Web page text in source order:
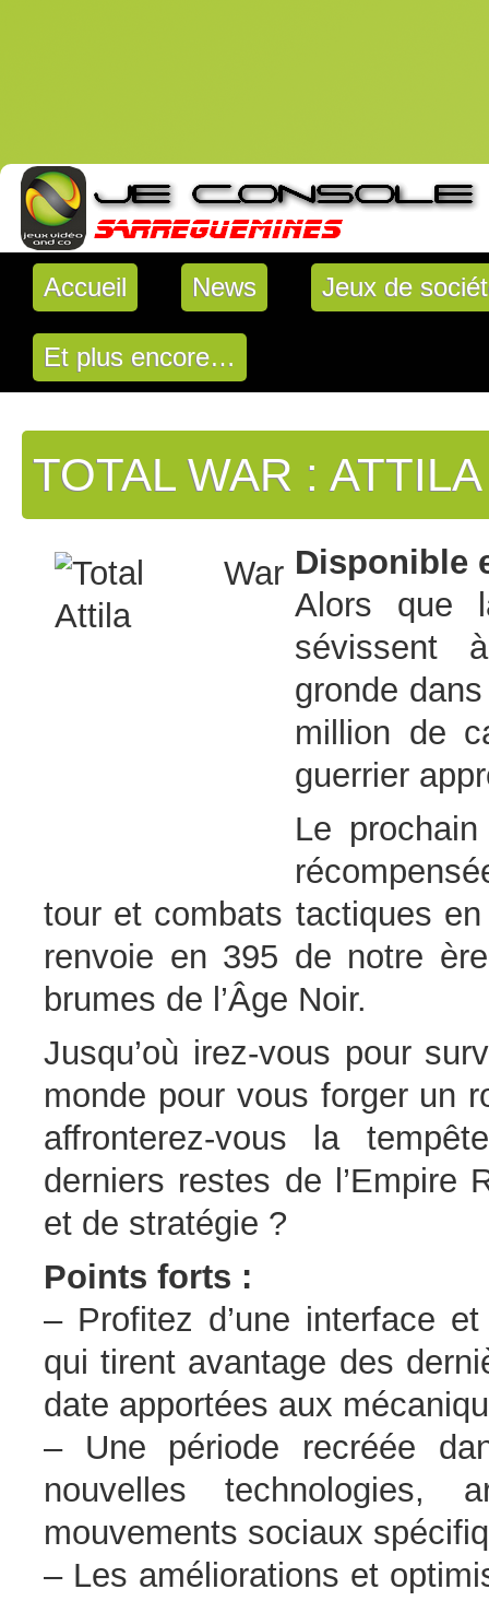
Accueil News Jeux de
Et plus encore…
TOTAL WAR : ATTILA
Disponible
Alors que
sévissent
gronde
million de
guerrier
Le
tour et combats tactiques
renvoie en 395 de notre
brumes de l’Âge Noir.
Jusqu’où irez-vous pour
monde pour vous forger un
affronterez-vous la
derniers restes de l’Empire
et de stratégie ?
Points forts :
– Profitez d’une interface
qui tirent avantage des
date apportées aux
– Une période recréée
nouvelles technologies,
mouvements sociaux
– Les améliorations et